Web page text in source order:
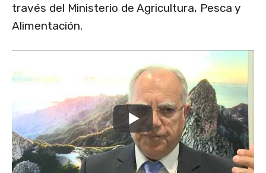
través del Ministerio de Agricultura, Pesca y
Alimentación.